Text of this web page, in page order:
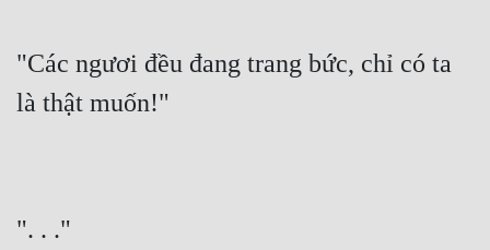
"Các ngươi đều đang trang bức, chỉ có ta
là thật muốn!"
". . ."